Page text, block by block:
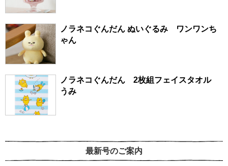
ノラネコぐんだん ぬいぐるみ ワンワンち
ゃん
ノラネコぐんだん 2枚組フェイスタオル
うみ
最新号のご案内